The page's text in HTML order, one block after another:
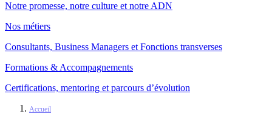
Notre promesse, notre culture et notre ADN
Nos métiers
Consultants, Business Managers et Fonctions transverses
Formations & Accompagnements
Certifications, mentoring et parcours d’évolution
Accueil